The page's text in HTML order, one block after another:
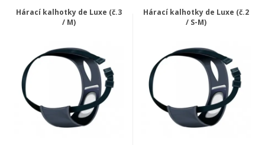
Hárací kalhotky de Luxe (č.3
/ M)
Hárací kalhotky de Luxe (č.2
/ S-M)